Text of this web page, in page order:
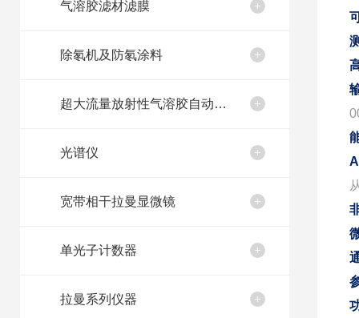
气溶胶滤材滤膜
除氡机及防氡涂料
超大流量放射性气溶胶自动取样装置
光谱仪
宽带相干拉曼显微镜
单光子计数器
拉曼系列仪器